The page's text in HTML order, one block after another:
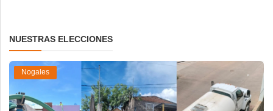
NUESTRAS ELECCIONES
Nogales